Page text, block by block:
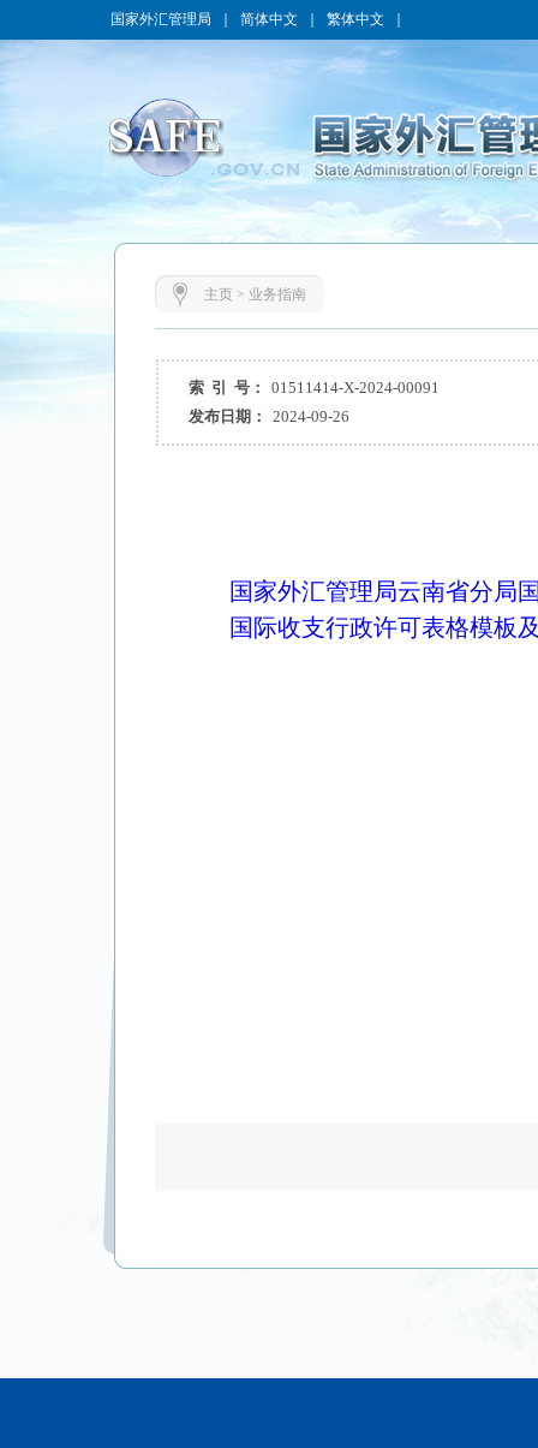
国家外汇管理局 简体中文 繁体中文
主页> 业务指南
索 引 号：
01511414-X-2024-00091
发布日期：
2024-09-26
国家外汇管理局云南省分局
国际收支行政许可表格模板